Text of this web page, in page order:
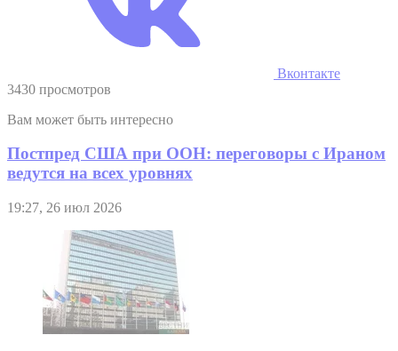
Вконтакте
3430 просмотров
Вам может быть интересно
Постпред США при ООН: переговоры с Ираном
ведутся на всех уровнях
19:27, 26 июл 2026